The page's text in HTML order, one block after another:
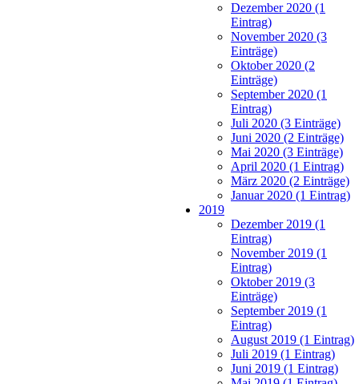
Dezember 2020 (1
Eintrag)
November 2020 (3
Einträge)
Oktober 2020 (2
Einträge)
September 2020 (1
Eintrag)
Juli 2020 (3 Einträge)
Juni 2020 (2 Einträge)
Mai 2020 (3 Einträge)
April 2020 (1 Eintrag)
März 2020 (2 Einträge)
Januar 2020 (1 Eintrag)
2019
Dezember 2019 (1
Eintrag)
November 2019 (1
Eintrag)
Oktober 2019 (3
Einträge)
September 2019 (1
Eintrag)
August 2019 (1 Eintrag)
Juli 2019 (1 Eintrag)
Juni 2019 (1 Eintrag)